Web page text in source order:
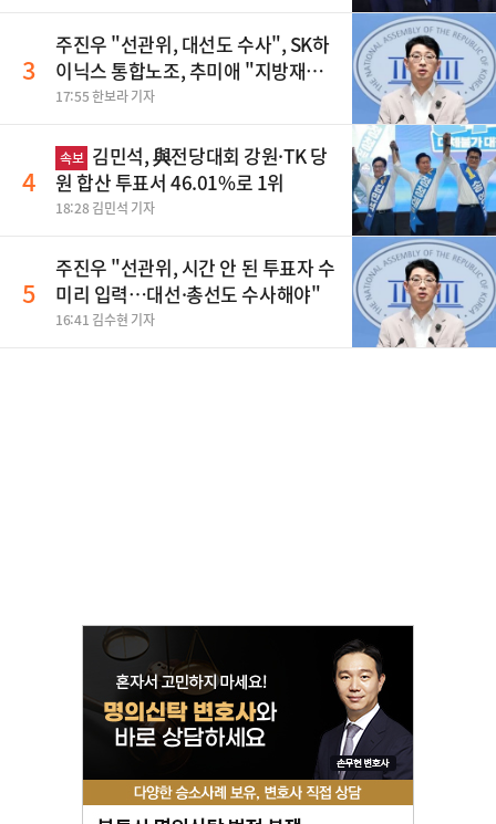
3
주진우 "선관위, 대선도 수사", SK하
이닉스 통합노조, 추미애 "지방재정
바꿔야", 세제개편 이달 정리 등
17:55 한보라 기자
4
속보 김민석, 與전당대회 강원·TK 당
원 합산 투표서 46.01%로 1위
18:28 김민석 기자
5
주진우 "선관위, 시간 안 된 투표자 수
미리 입력…대선·총선도 수사해야"
16:41 김수현 기자